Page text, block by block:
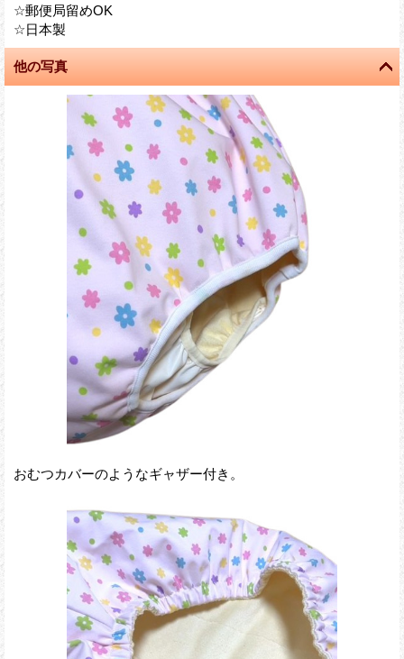
☆郵便局留めOK
☆日本製
他の写真
おむつカバーのようなギャザー付き。